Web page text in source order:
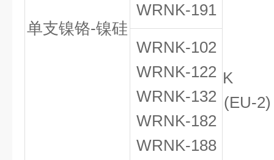
单支镍铬-镍硅
WRNK-191
K
(EU-
WRNK-102
WRNK-122
WRNK-132
WRNK-182
WRNK-188